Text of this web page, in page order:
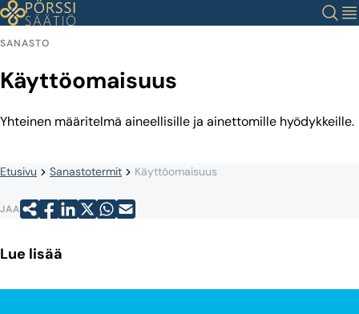
Siirry
sisältöön
Haku
SANASTO
Käyttöomaisuus
Yhteinen määritelmä aineellisille ja ainettomille hyödykkeille.
Etusivu Sanastotermit Käyttöomaisuus
JAA
Lue lisää